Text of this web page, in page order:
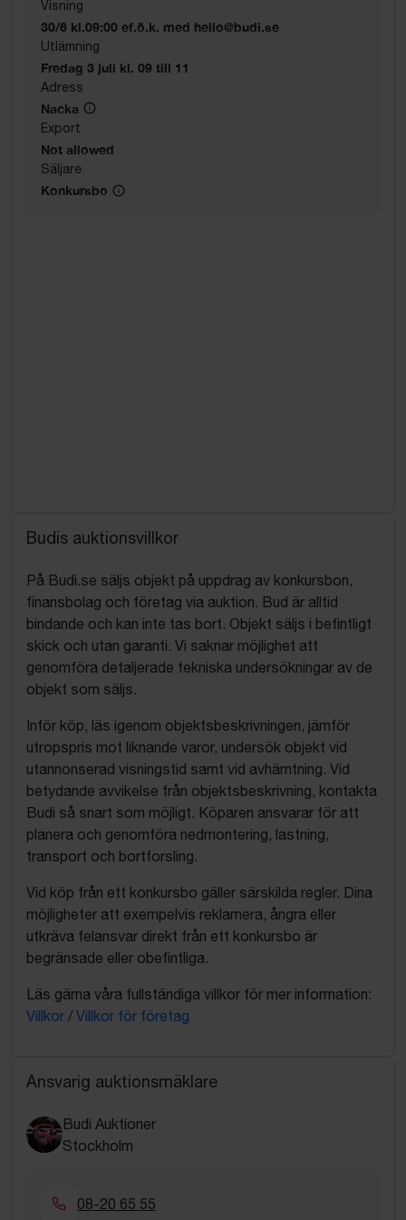
Visning
30/6 kl.09:00 ef.ö.k. med hello@budi.se
Utlämning
Fredag 3 juli kl. 09 till 11
Adress
Nacka
Export
Not allowed
Säljare
Konkursbo
Budis auktionsvillkor
På Budi.se säljs objekt på uppdrag av konkursbon,
finansbolag och företag via auktion. Bud är alltid
bindande och kan inte tas bort. Objekt säljs i befintligt
skick och utan garanti. Vi saknar möjlighet att
genomföra detaljerade tekniska undersökningar av de
objekt som säljs.
Inför köp, läs igenom objektsbeskrivningen, jämför
utropspris mot liknande varor, undersök objekt vid
utannonserad visningstid samt vid avhämtning. Vid
betydande avvikelse från objektsbeskrivning, kontakta
Budi så snart som möjligt. Köparen ansvarar för att
planera och genomföra nedmontering, lastning,
transport och bortforsling.
Vid köp från ett konkursbo gäller särskilda regler. Dina
möjligheter att exempelvis reklamera, ångra eller
utkräva felansvar direkt från ett konkursbo är
begränsade eller obefintliga.
Läs gärna våra fullständiga villkor för mer information:
Villkor / Villkor för företag
Ansvarig auktionsmäklare
Budi Auktioner
Stockholm
08-20 65 55